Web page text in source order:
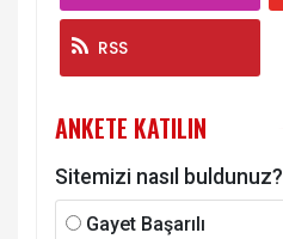
RSS
ANKETE KATILIN
Sitemizi nasıl buldunuz?
Gayet Başarılı